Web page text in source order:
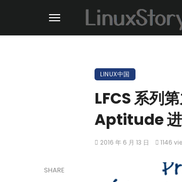
LINUX中国
LFCS 系列
Aptitude 进
2016 年 6 月 13 日 1146
SHARE